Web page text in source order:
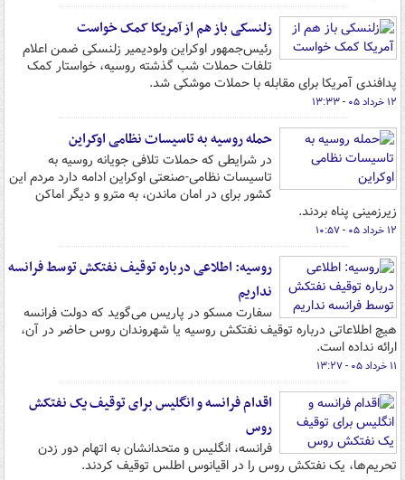
زلنسکی باز هم از آمریکا کمک خواست
رئیس‌جمهور اوکراین ولودیمیر زلنسکی ضمن اعلام
تلفات حملات شب گذشته روسیه، خواستار کمک
پدافندی آمریکا برای مقابله با حملات موشکی شد.
۱۲ خرداد ۰۵ - ۱۳:۳۳
حمله روسیه به تاسیسات نظامی اوکراین
در شرایطی که حملات تلافی جویانه روسیه به
تاسیسات نظامی-صنعتی اوکراین ادامه دارد مردم این
کشور برای در امان ماندن، به مترو و دیگر اماکن
زیرزمینی پناه بردند.
۱۲ خرداد ۰۵ - ۱۰:۵۷
روسیه: اطلاعی درباره توقیف نفتکش توسط فرانسه
نداریم
سفارت مسکو در پاریس می‌گوید که دولت فرانسه
هیچ اطلاعاتی درباره توقیف نفتکش روسیه یا شهروندان روس حاضر در آن،
ارائه نداده است.
۱۱ خرداد ۰۵ - ۱۳:۲۷
اقدام فرانسه و انگلیس برای توقیف یک نفتکش
روس
فرانسه، انگلیس و متحدانشان به اتهام دور زدن
تحریم‌ها، یک نفتکش روس را در اقیانوس اطلس توقیف کردند.